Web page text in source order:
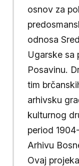
osnov za
odnosa
Ugarske sa
Posavinu.
tim
arhivsku
kulturnog
period
Arhivu
Ovaj